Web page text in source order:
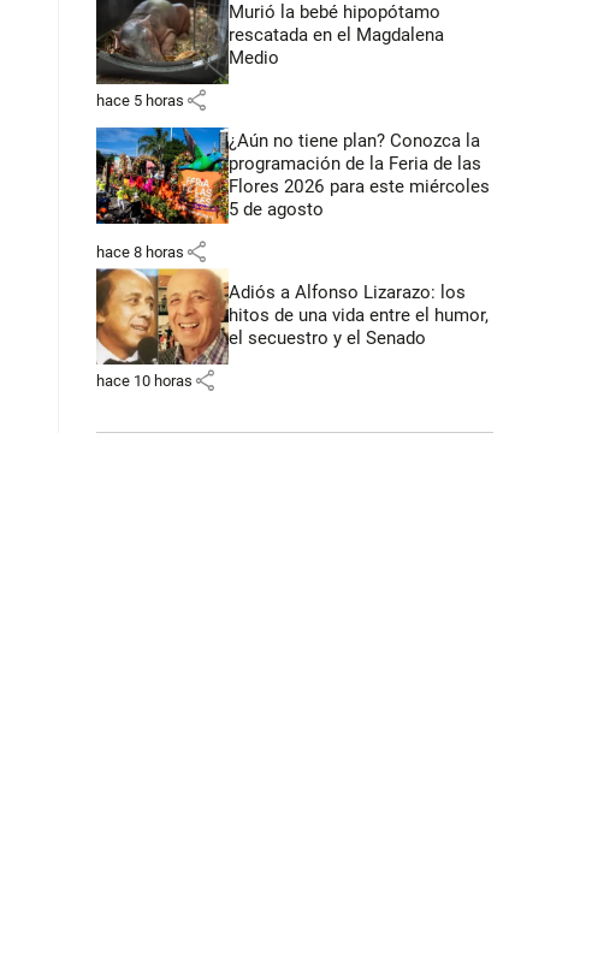
Murió la bebé hipopótamo
rescatada en el Magdalena
Medio
hace 5 horas share
¿Aún no tiene plan? Conozca la
programación de la Feria de las
Flores 2026 para este miércoles
5 de agosto
hace 8 horas share
Adiós a Alfonso Lizarazo: los
hitos de una vida entre el humor,
el secuestro y el Senado
hace 10 horas share